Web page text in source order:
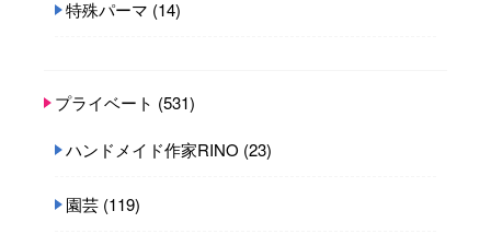
特殊パーマ (14)
プライベート (531)
ハンドメイド作家RINO (23)
園芸 (119)